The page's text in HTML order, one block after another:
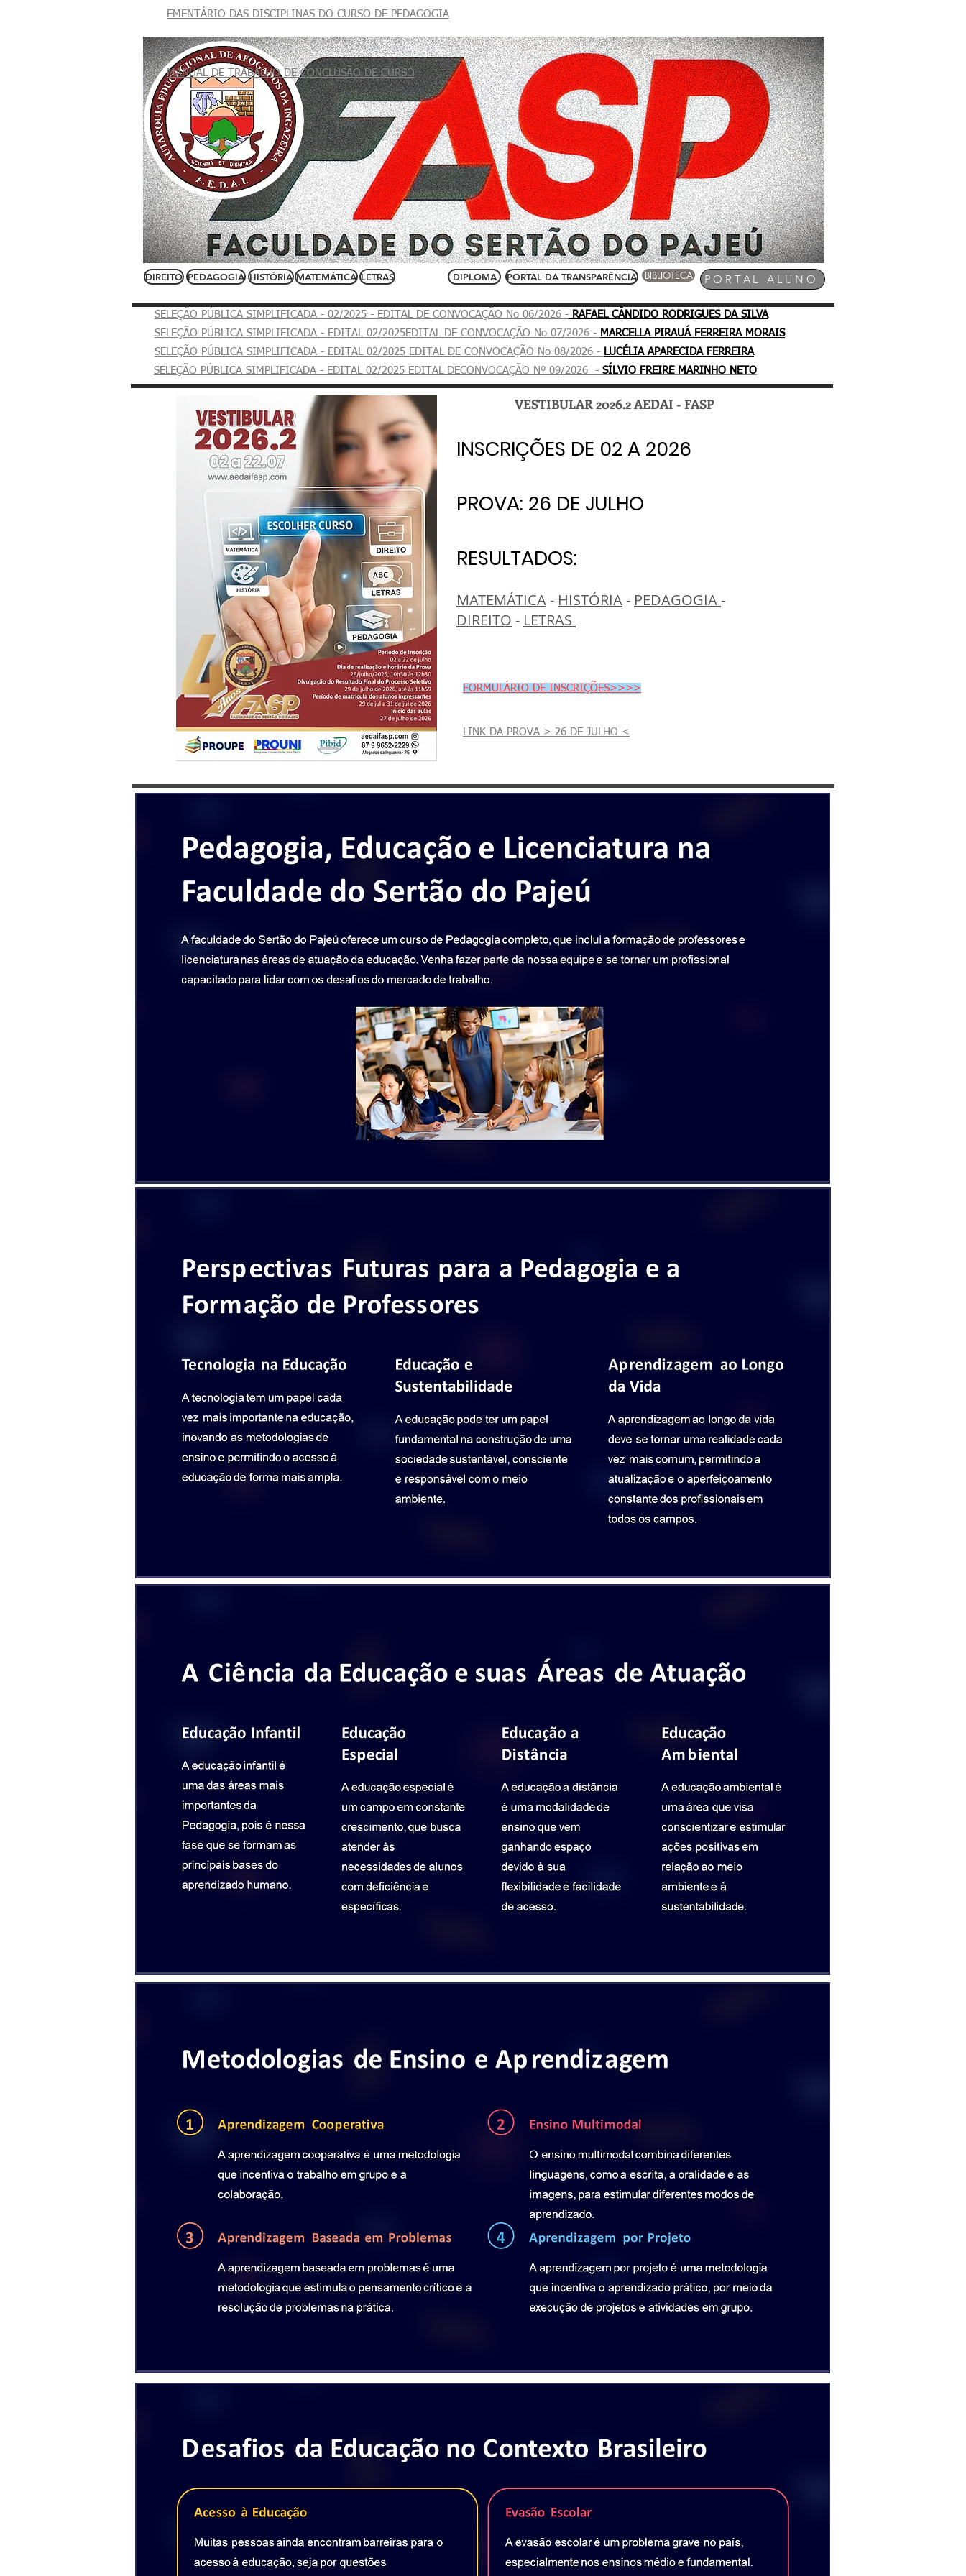
DIREITO PEDAGOGIA HISTÓRIA MATEMÁTICA LETRAS DIPLOMA PORTAL DA TRANSPARÊNCIA BIBLIOTECA PORTAL ALUNO
SELEÇÃO PÚBLICA SIMPLIFICADA - 02/2025 - EDITAL DE CONVOCAÇÃO No 06/2026 - RAFAEL CÂNDIDO RODRIGUES DA SILVA
SELEÇÃO PÚBLICA SIMPLIFICADA - EDITAL 02/2025EDITAL DE CONVOCAÇÃO No 07/2026 - MARCELLA PIRAUÁ FERREIRA MORAIS
SELEÇÃO PÚBLICA SIMPLIFICADA - EDITAL 02/2025 EDITAL DE CONVOCAÇÃO No 08/2026 - LUCÉLIA APARECIDA FERREIRA
SELEÇÃO PÚBLICA SIMPLIFICADA - EDITAL 02/2025 EDITAL DECONVOCAÇÃO Nº 09/2026 - SÍLVIO FREIRE MARINHO NETO
VESTIBULAR 2026.2 AEDAI - FASP
INSCRIÇÕES DE 02 A 2026
PROVA: 26 DE JULHO
RESULTADOS:
INSCRIÇÕES DE 02 A 2026
PROVA: 26 DE JULHO
RESULTADOS:
MATEMÁTICA- HISTÓRIA- PEDAGOGIA-
DIREITO - LETRAS
FORMULÁRIO DE INSCRIÇÕES>>>>
LINK DA PROVA > 26 DE JULHO <
EMENTÁRIO DAS DISCIPLINAS DO CURSO DE PEDAGOGIA
MANUAL DE TRABALHO DE CONCLUSÃO DE CURSO